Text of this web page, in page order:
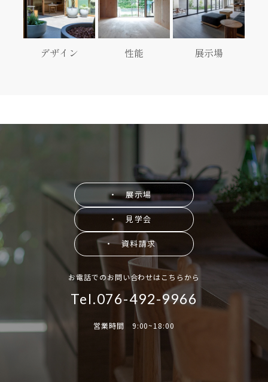
デザイン 性能 展示場
・ 展示場
・ 見学会
・ 資料請求
お電話でのお問い合わせはこちらから
Tel.076-492-9966
営業時間 9:00~18:00